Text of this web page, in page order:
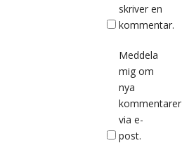
skriver en
kommentar.
Meddela
mig om
nya
kommentarer
via e-
post.